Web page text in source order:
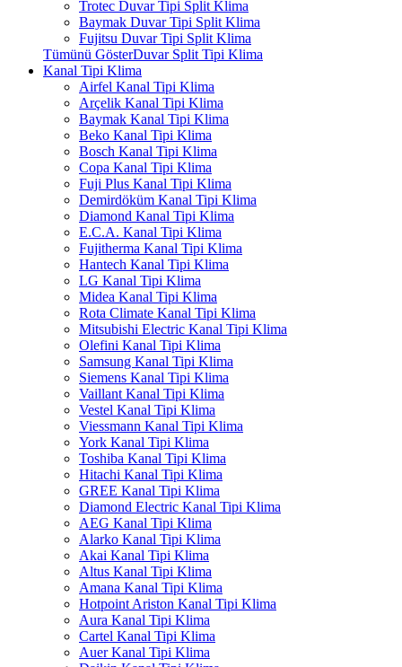
Trotec Duvar Tipi Split Klima
Baymak Duvar Tipi Split Klima
Fujitsu Duvar Tipi Split Klima
Tümünü GösterDuvar Split Tipi Klima
Kanal Tipi Klima
Airfel Kanal Tipi Klima
Arçelik Kanal Tipi Klima
Baymak Kanal Tipi Klima
Beko Kanal Tipi Klima
Bosch Kanal Tipi Klima
Copa Kanal Tipi Klima
Fuji Plus Kanal Tipi Klima
Demirdöküm Kanal Tipi Klima
Diamond Kanal Tipi Klima
E.C.A. Kanal Tipi Klima
Fujitherma Kanal Tipi Klima
Hantech Kanal Tipi Klima
LG Kanal Tipi Klima
Midea Kanal Tipi Klima
Rota Climate Kanal Tipi Klima
Mitsubishi Electric Kanal Tipi Klima
Olefini Kanal Tipi Klima
Samsung Kanal Tipi Klima
Siemens Kanal Tipi Klima
Vaillant Kanal Tipi Klima
Vestel Kanal Tipi Klima
Viessmann Kanal Tipi Klima
York Kanal Tipi Klima
Toshiba Kanal Tipi Klima
Hitachi Kanal Tipi Klima
GREE Kanal Tipi Klima
Diamond Electric Kanal Tipi Klima
AEG Kanal Tipi Klima
Alarko Kanal Tipi Klima
Akai Kanal Tipi Klima
Altus Kanal Tipi Klima
Amana Kanal Tipi Klima
Hotpoint Ariston Kanal Tipi Klima
Aura Kanal Tipi Klima
Cartel Kanal Tipi Klima
Auer Kanal Tipi Klima